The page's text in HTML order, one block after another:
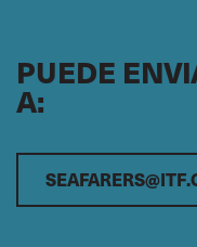
PUEDE
A: